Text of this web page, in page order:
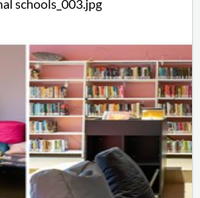
schools_003.jpg